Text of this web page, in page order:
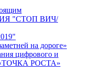
"СТОП ВИЧ/
на дороге»
цифрового и
«ТОЧКА РОСТА»